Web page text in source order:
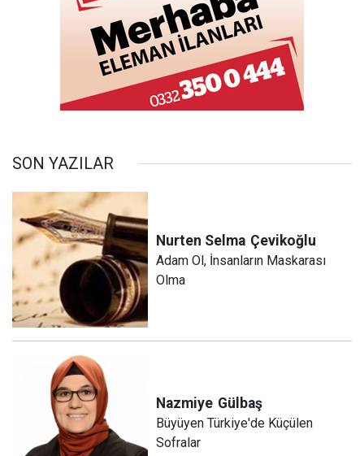
SON YAZILAR
Nurten Selma Çevikoğlu
Adam Ol, İnsanların Maskarası
Olma
Nazmiye Gülbaş
Büyüyen Türkiye'de Küçülen
Sofralar